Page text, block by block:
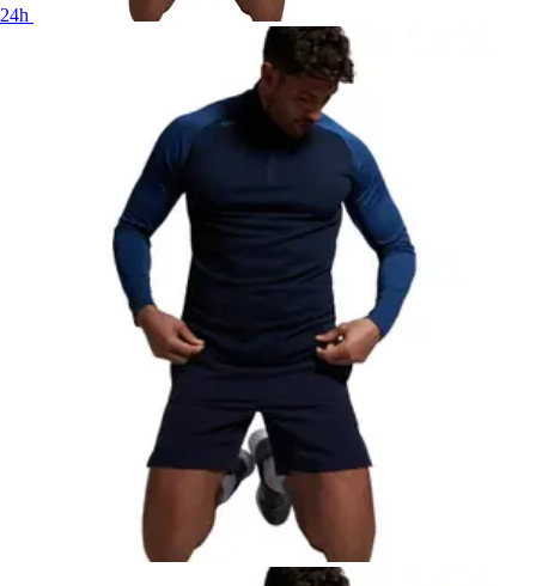
24h